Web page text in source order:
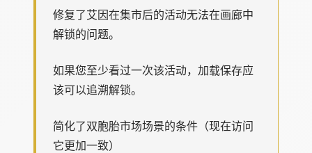
修复了艾因在集市后的活动无法在画廊中
解锁的问题。
如果您至少看过一次该活动，加载保存应
该可以追溯解锁。
简化了双胞胎市场场景的条件（现在访问
它更加一致）